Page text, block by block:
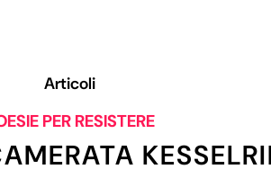
Articoli
PER RESISTERE